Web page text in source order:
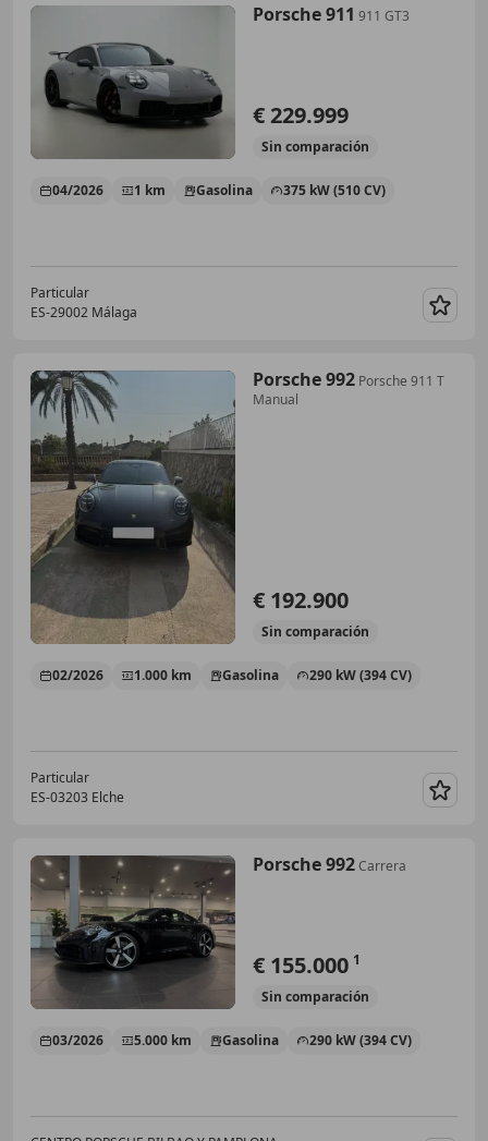
Porsche 911 911 GT3
€ 229.999
Sin comparación
04/2026 1 km Gasolina 375 kW (510 CV)
Particular
ES-29002 Málaga
Porsche 992 Porsche 911 T
Manual
€ 192.900
Sin comparación
02/2026 1.000 km Gasolina 290 kW (394 CV)
Particular
ES-03203 Elche
Porsche 992Carrera
€ 155.000 1
Sin comparación
03/2026 5.000 km Gasolina 290 kW (394 CV)